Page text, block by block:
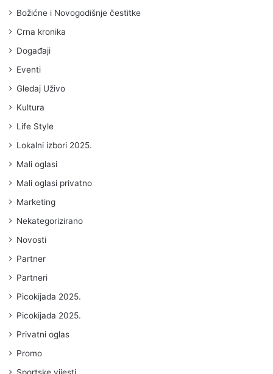
Božićne i Novogodišnje čestitke
Crna kronika
Događaji
Eventi
Gledaj Uživo
Kultura
Life Style
Lokalni izbori 2025.
Mali oglasi
Mali oglasi privatno
Marketing
Nekategorizirano
Novosti
Partner
Partneri
Picokijada 2025.
Picokijada 2025.
Privatni oglas
Promo
Sportske vijesti